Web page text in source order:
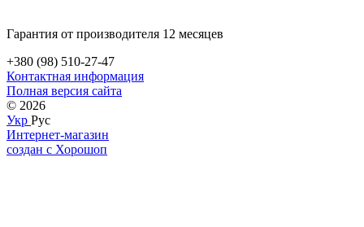
Гарантия от производителя 12 месяцев
+380 (98) 510-27-47
Контактная информация
Полная версия сайта
© 2026
Укр Рус
Интернет-магазин
создан с Хорошоп